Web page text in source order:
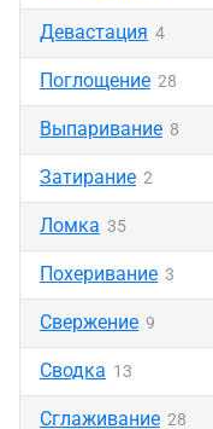
Девастация 4
Поглощение 28
Выпаривание 8
Затирание 2
Ломка 35
Похеривание 3
Свержение 9
Сводка 13
Сглаживание 28